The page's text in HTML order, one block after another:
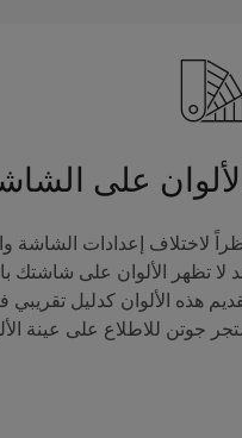
على
لاختلاف إعدادات الشاشة
لا تظهر الألوان على شاشتك
هذه الألوان كدليل
جوتن للاطلاع على عينة